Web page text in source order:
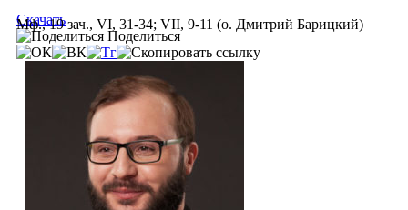
Мф., 19 зач., VI, 31-34; VII, 9-11 (о. Дмитрий Барицкий)
Скачать
Поделиться